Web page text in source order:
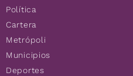
Política
Cartera
Metrópoli
Municipios
Deportes